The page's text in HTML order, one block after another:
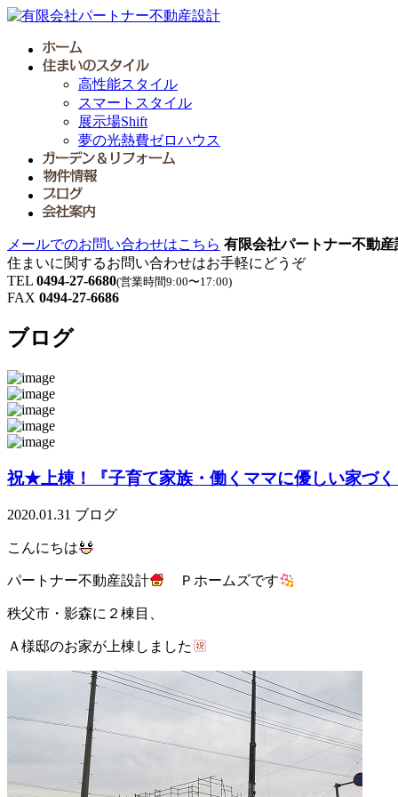
高性能スタイル
スマートスタイル
展示場Shift
夢の光熱費ゼロハウス
メールでのお問い合わせはこちら 有限会社パートナー不動産
住まいに関するお問い合わせはお手軽にどうぞ
TEL 0494-27-6680(営業時間9:00〜17:00)
FAX 0494-27-6686
ブログ
祝★上棟！『子育て家族・働くママに優しい家づ
2020.01.31 ブログ
こんにちは
パートナー不動産設計 Ｐホームズです
秩父市・影森に２棟目、
Ａ様邸のお家が上棟しました